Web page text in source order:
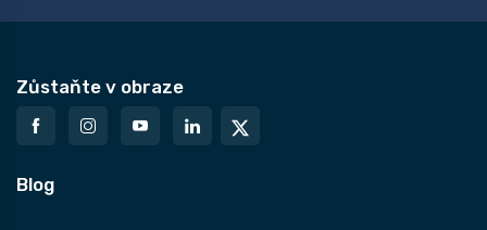
Zůstaňte v obraze
Blog